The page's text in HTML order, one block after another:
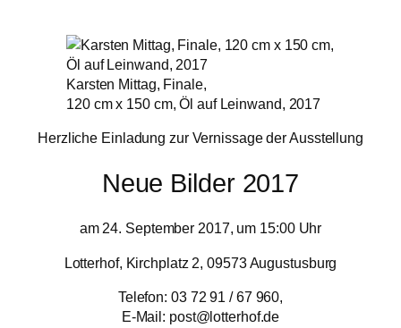
Karsten Mittag, Finale,
120 cm x 150 cm, Öl auf Leinwand, 2017
Herzliche Einladung zur Vernissage der Ausstellung
Neue Bilder 2017
am 24. September 2017, um 15:00 Uhr
Lotterhof, Kirchplatz 2, 09573 Augustusburg
Telefon: 03 72 91 / 67 960,
E-Mail: post@lotterhof.de